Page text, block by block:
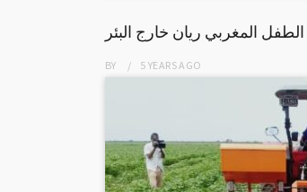
الطفل المغربي ريان خارج البئر
BY 5 YEARSAGO